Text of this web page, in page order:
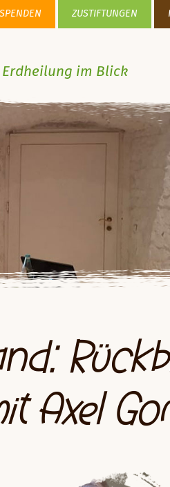
Erdheilung im Blick
SPENDEN ZUSTIFTUNGEN
Axel